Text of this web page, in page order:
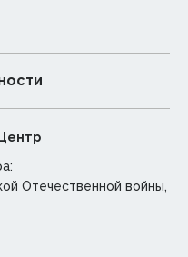
Отечественной войны,